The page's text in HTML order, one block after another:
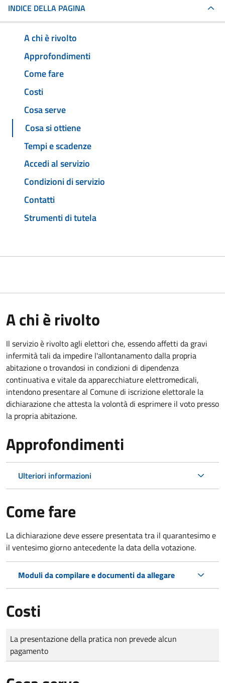
INDICE DELLA PAGINA
A chi è rivolto
Approfondimenti
Come fare
Costi
Cosa serve
Cosa si ottiene
Tempi e scadenze
Accedi al servizio
Condizioni di servizio
Contatti
Strumenti di tutela
A chi è rivolto
Il servizio è rivolto agli elettori che, essendo affetti da gravi
infermità tali da impedire l'allontanamento dalla propria
abitazione o trovandosi in condizioni di dipendenza
continuativa e vitale da apparecchiature elettromedicali,
intendono presentare al Comune di iscrizione elettorale la
dichiarazione che attesta la volontà di esprimere il voto presso
la propria abitazione.
Approfondimenti
Ulteriori informazioni
Come fare
La dichiarazione deve essere presentata tra il quarantesimo e
il ventesimo giorno antecedente la data della votazione.
Moduli da compilare e documenti da allegare
Costi
Tipo di pagamento
Importo
La presentazione della pratica non prevede alcun
pagamento